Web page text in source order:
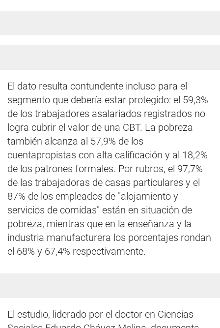
El dato resulta contundente incluso para el
segmento que debería estar protegido: el 59,3%
de los trabajadores asalariados registrados no
logra cubrir el valor de una CBT. La pobreza
también alcanza al 57,9% de los
cuentapropistas con alta calificación y al 18,2%
de los patrones formales. Por rubros, el 97,7%
de las trabajadoras de casas particulares y el
87% de los empleados de "alojamiento y
servicios de comidas" están en situación de
pobreza, mientras que en la enseñanza y la
industria manufacturera los porcentajes rondan
el 68% y 67,4% respectivamente.
El estudio, liderado por el doctor en Ciencias